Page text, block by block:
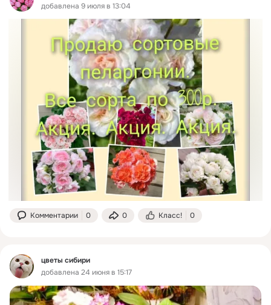
добавлена 9 июля в 13:04
Комментарии 0 0 Класс! 0
цветы сибири
добавлена 24 июня в 15:17